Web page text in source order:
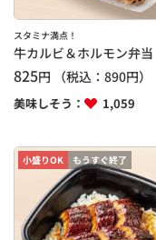
スタミナ満点！
牛カルビ＆ホルモン弁当
825円 （税込： 890円）
美味しそう： 1,059
小盛りOK もうすぐ終了